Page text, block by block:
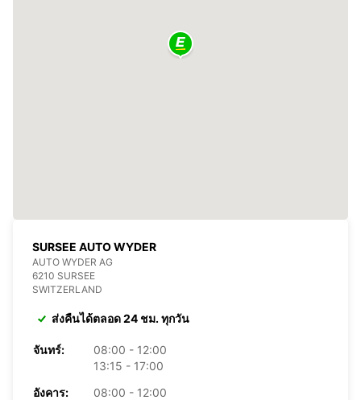
SURSEE AUTO WYDER
AUTO WYDER AG
6210 SURSEE
SWITZERLAND
ส่งคืนได้ตลอด 24 ชม. ทุกวัน
จันทร์:
08:00 - 12:00
13:15 - 17:00
อังคาร:
08:00 - 12:00